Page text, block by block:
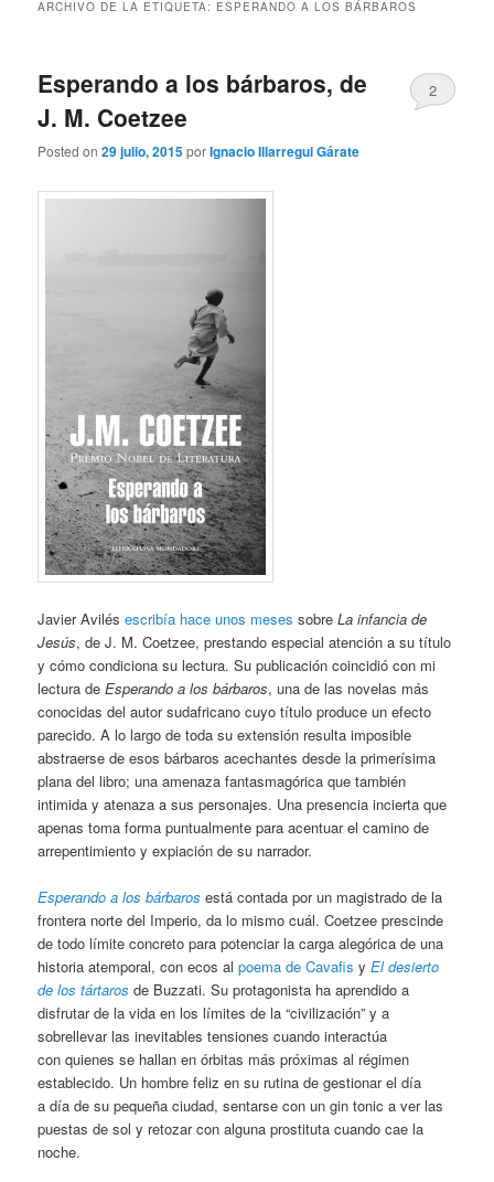
ARCHIVO DE LA ETIQUETA: ESPERANDO A LOS BÁRBAROS
Esperando a los bárbaros, de
J. M. Coetzee
Posted on29 julio, 2015porIgnacio Illarregui Gárate
2
Javier Avilésescribía hace unos meses sobreLa infancia de
Jesús, de J. M. Coetzee, prestando especial atención a su título
y cómo condiciona su lectura. Su publicación coincidió con mi
lectura deEsperando a los bárbaros, una de las novelas más
conocidas del autor sudafricano cuyo título produce un efecto
parecido. A lo largo de toda su extensión resulta imposible
abstraerse de esos bárbaros acechantes desde la primerísima
plana del libro; una amenaza fantasmagórica que también
intimida y atenaza a sus personajes. Una presencia incierta que
apenas toma forma puntualmente para acentuar el camino de
arrepentimiento y expiación de su narrador.
Esperando a los bárbaros está contada por un magistrado de la
frontera norte del Imperio, da lo mismo cuál. Coetzee prescinde
de todo límite concreto para potenciar la carga alegórica de una
historia atemporal, con ecos alpoema de Cavafis yEl desierto
de los tártaros de Buzzati. Su protagonista ha aprendido a
disfrutar de la vida en los límites de la “civilización” y a
sobrellevar las inevitables tensiones cuando interactúa
con quienes se hallan en órbitas más próximas al régimen
establecido. Un hombre feliz en su rutina de gestionar el día
a día de su pequeña ciudad, sentarse con un gin tonic a ver las
puestas de sol y retozar con alguna prostituta cuando cae la
noche.